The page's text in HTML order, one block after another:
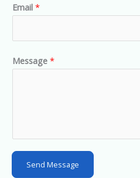
i
e
d
e
s
+
Email *
Message *
Send Message